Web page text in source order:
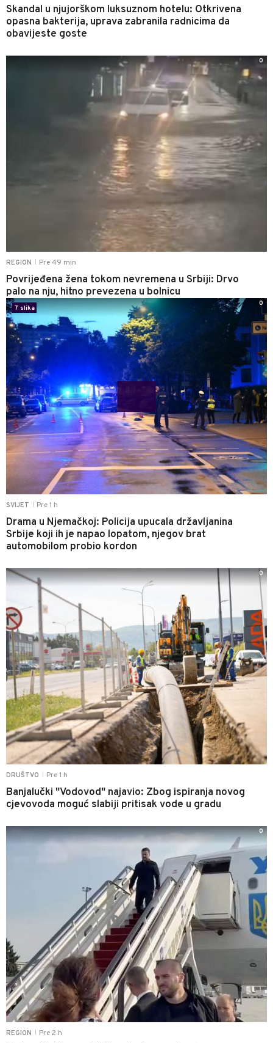
Skandal u njujorškom luksuznom hotelu: Otkrivena
opasna bakterija, uprava zabranila radnicima da
obavijeste goste
REGION Pre 49 min
Povrijeđena žena tokom nevremena u Srbiji: Drvo
palo na nju, hitno prevezena u bolnicu
0
SVIJET Pre 1 h
Drama u Njemačkoj: Policija upucala državljanina
Srbije koji ih je napao lopatom, njegov brat
automobilom probio kordon
7 slika
0
DRUŠTVO Pre 1 h
Banjalučki "Vodovod" najavio: Zbog ispiranja novog
cjevovoda moguć slabiji pritisak vode u gradu
0
REGION Pre 2 h
0